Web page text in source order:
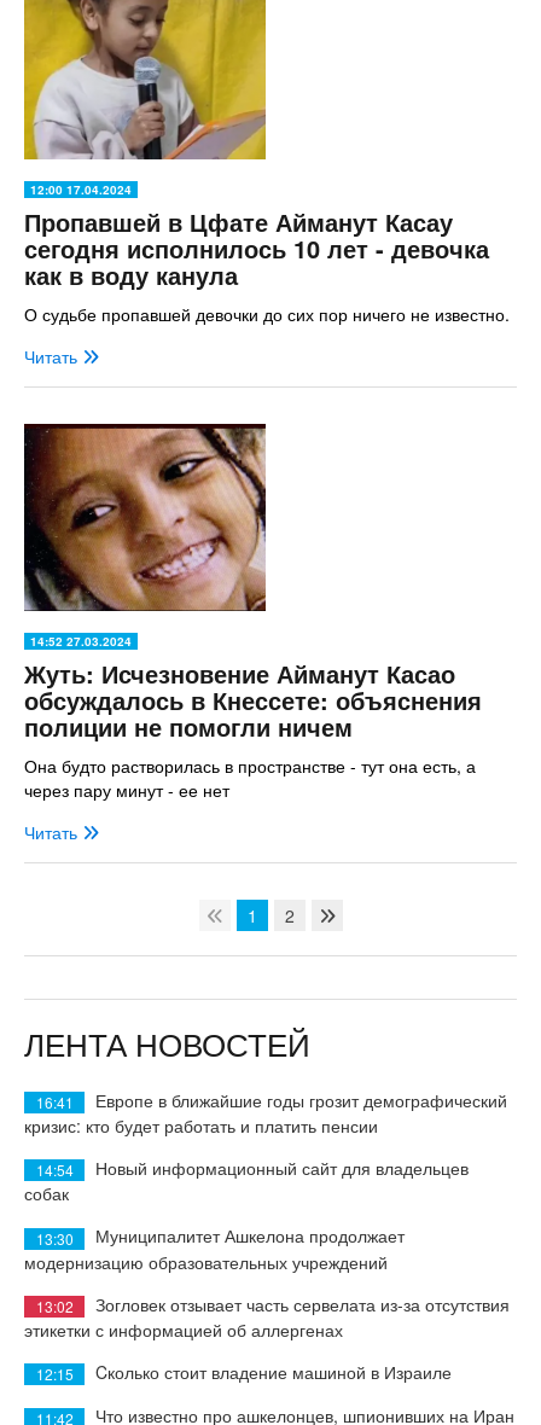
12:00 17.04.2024
Пропавшей в Цфате Айманут Касау
сегодня исполнилось 10 лет - девочка
как в воду канула
О судьбе пропавшей девочки до сих пор ничего не известно.
Читать
14:52 27.03.2024
Жуть: Исчезновение Айманут Касао
обсуждалось в Кнессете: объяснения
полиции не помогли ничем
Она будто растворилась в пространстве - тут она есть, а
через пару минут - ее нет
Читать
1 2
ЛЕНТА НОВОСТЕЙ
16:41
Европе в ближайшие годы грозит демографический
кризис: кто будет работать и платить пенсии
14:54
Новый информационный сайт для владельцев
собак
13:30
Муниципалитет Ашкелона продолжает
модернизацию образовательных учреждений
13:02
Зогловек отзывает часть сервелата из-за отсутствия
этикетки с информацией об аллергенах
12:15 Cколько стоит владение машиной в Израиле
11:42 Что известно про ашкелонцев, шпионивших на Иран